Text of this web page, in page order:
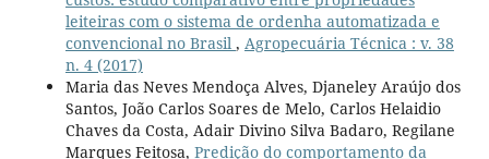
leiteiras com o sistema de ordenha automatizada e
convencional no Brasil , Agropecuária Técnica : v. 38
n. 4 (2017)
Maria das Neves Mendoça Alves, Djaneley Araújo dos
Santos, João Carlos Soares de Melo, Carlos Helaidio
Chaves da Costa, Adair Divino Silva Badaro, Regilane
Marques Feitosa, Predição do comportamento da